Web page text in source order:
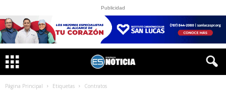
Publicidad
Página Principal Etiquetas Contratos